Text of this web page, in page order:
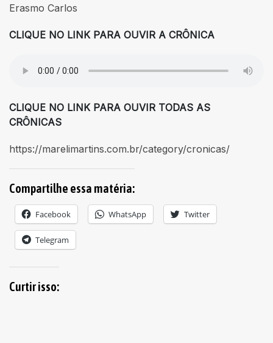
Erasmo Carlos
CLIQUE NO LINK PARA OUVIR A CRÔNICA
CLIQUE NO LINK PARA OUVIR TODAS AS
CRÔNICAS
https://marelimartins.com.br/category/cronicas/
Compartilhe essa matéria:
Facebook WhatsApp Twitter
Telegram
Curtir isso: